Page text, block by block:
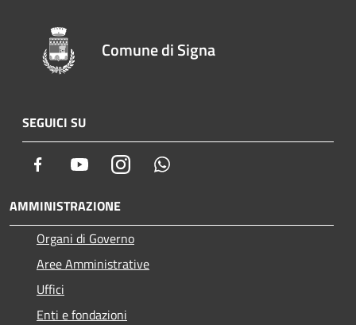
Comune di Signa
SEGUICI SU
Facebook YoutubeInstagram
AMMINISTRAZIONE
Organi di Governo
Aree Amministrative
Uffici
Enti e fondazioni